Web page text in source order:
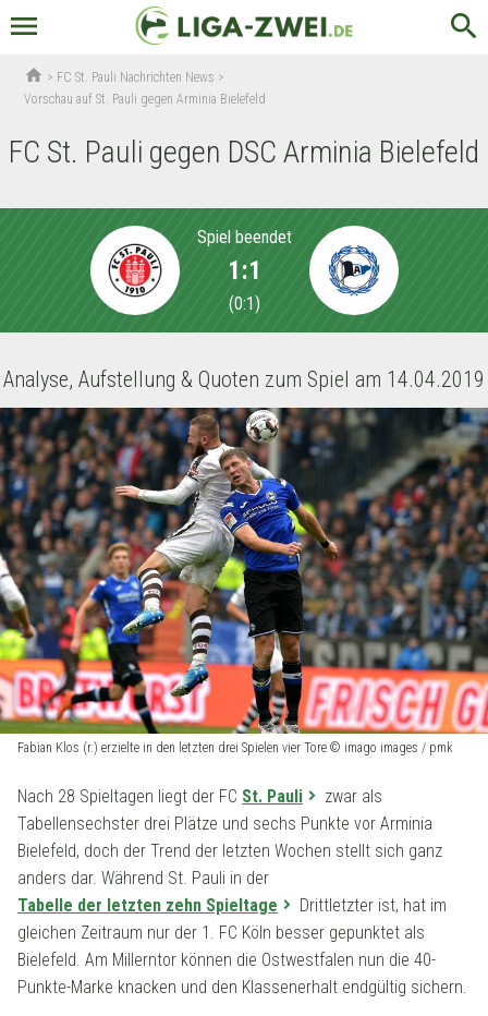
menu search
home > FC St. Pauli Nachrichten News >
Vorschau auf St. Pauli gegen Arminia Bielefeld
FC St. Pauli gegen DSC Arminia Bielefeld
Spiel beendet
1:1
(0:1)
Analyse, Aufstellung & Quoten zum Spiel am 14.04.2019
Fabian Klos (r.) erzielte in den letzten drei Spielen vier Tore © imago images / pmk
Nach 28 Spieltagen liegt der FC St. Pauli
zwar als
Tabellensechster drei Plätze und sechs Punkte vor Arminia
Bielefeld, doch der Trend der letzten Wochen stellt sich ganz
anders dar. Während St. Pauli in der
Tabelle der letzten zehn Spieltage
Drittletzter ist, hat im
gleichen Zeitraum nur der 1. FC Köln besser gepunktet als
Bielefeld. Am Millerntor können die Ostwestfalen nun die 40-
Punkte-Marke knacken und den Klassenerhalt endgültig sichern.